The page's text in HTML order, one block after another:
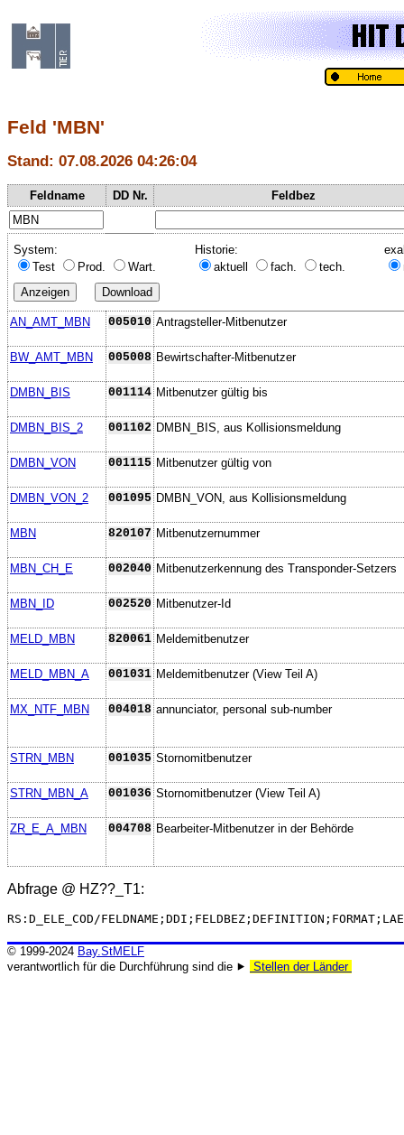
Feld 'MBN'
Stand: 07.08.2026 04:26:04
Feldname DD Nr. Feldbez
System:
Test
Prod. Wart.
Historie:
aktuell
fach. tech.
AN_AMT_MBN 005010 Antragsteller-Mitbenutzer
BW_AMT_MBN 005008 Bewirtschafter-Mitbenutzer
DMBN_BIS 001114 Mitbenutzer gültig bis
DMBN_BIS_2 001102 DMBN_BIS, aus Kollisionsmeldung
DMBN_VON 001115 Mitbenutzer gültig von
DMBN_VON_2 001095 DMBN_VON, aus Kollisionsmeldung
MBN 820107 Mitbenutzernummer
MBN_CH_E 002040 Mitbenutzerkennung des Transponder-Setzers
MBN_ID 002520 Mitbenutzer-Id
MELD_MBN 820061 Meldemitbenutzer
MELD_MBN_A 001031 Meldemitbenutzer (View Teil A)
MX_NTF_MBN 004018 annunciator, personal sub-number
STRN_MBN 001035 Stornomitbenutzer
STRN_MBN_A 001036 Stornomitbenutzer (View Teil A)
ZR_E_A_MBN 004708 Bearbeiter-Mitbenutzer in der Behörde
Abfrage @ HZ??_T1:
RS:D_ELE_COD/
© 1999-2024 Bay.StMELF
verantwortlich für die Durchführung sind die ⯈
Stellen der Länder